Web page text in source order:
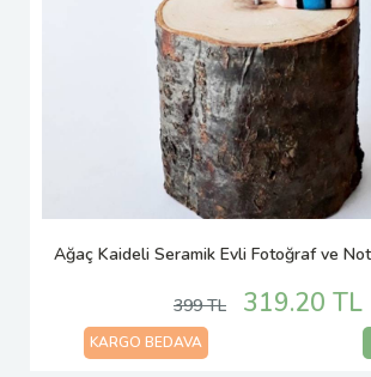
Ağaç Kaideli Seramik Evli Fotoğraf ve
399 TL 319.20 TL
KARGO BEDAVA